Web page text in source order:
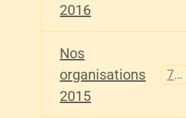
2016
Nos
organisations
2015
776